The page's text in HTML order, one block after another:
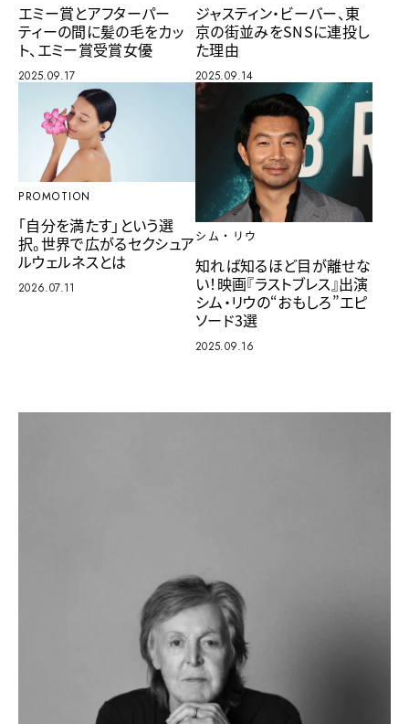
エミー賞とアフターパー
ティーの間に髪の毛をカッ
ト、エミー賞受賞女優
2025.09.17
ジャスティン・ビーバー、東
京の街並みをSNSに連投し
た理由
2025.09.14
PROMOTION
「自分を満たす」という選
択。世界で広がるセクシュア
ルウェルネスとは
2026.07.11
シム・リウ
知れば知るほど目が離せな
い！映画『ラストブレス』出演
シム・リウの“おもしろ”エピ
ソード3選
2025.09.16